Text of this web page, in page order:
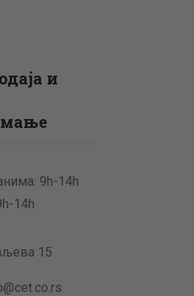
и
9h-14h
14h
15